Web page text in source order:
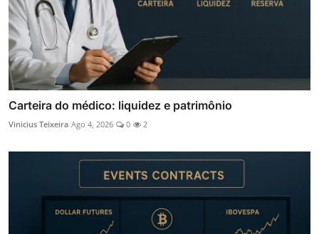
Carteira do médico: liquidez e patrimônio
Vinicius Teixeira Ago 4, 2026 0 2